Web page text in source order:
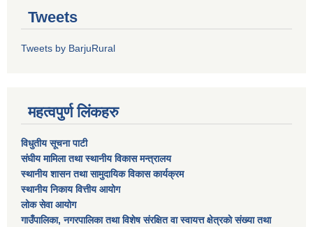
Tweets
Tweets by BarjuRural
महत्वपुर्ण लिंकहरु
विधुतीय सूचना पाटी
संघीय मामिला तथा स्थानीय विकास मन्त्रालय
स्थानीय शासन तथा सामुदायिक विकास कार्यक्रम
स्थानीय निकाय वित्तीय आयोग
लोक सेवा आयोग
गाउँपालिका, नगरपालिका तथा विशेष स‌ंरक्षित वा स्वायत्त क्षेत्रकाे स‌ंख्या तथा